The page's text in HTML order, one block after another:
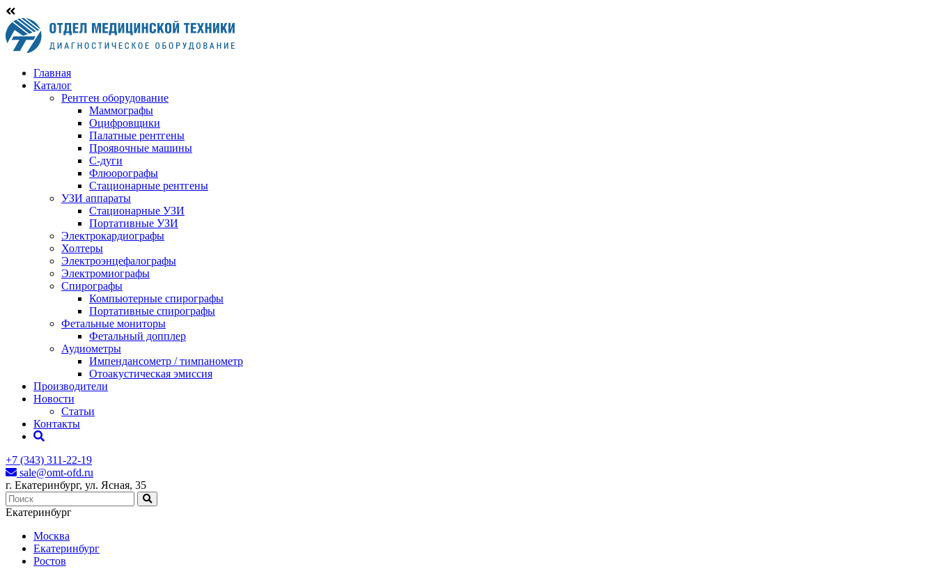
Главная
Каталог
Рентген оборудование
Маммографы
Оцифровщики
Палатные рентгены
Проявочные машины
С-дуги
Флюорографы
Стационарные рентгены
УЗИ аппараты
Стационарные УЗИ
Портативные УЗИ
Электрокардиографы
Холтеры
Электроэнцефалографы
Электромиографы
Спирографы
Компьютерные спирографы
Портативные спирографы
Фетальные мониторы
Фетальный допплер
Аудиометры
Импендансометр / тимпанометр
Отоакустическая эмиссия
Производители
Новости
Статьи
Контакты
+7 (343) 311-22-19
sale@omt-ofd.ru
г. Екатеринбург, ул. Ясная, 35
Екатеринбург
Москва
Екатеринбург
Ростов